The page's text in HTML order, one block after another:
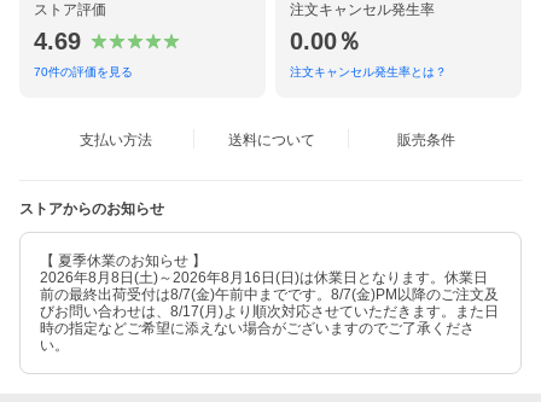
ストア評価
4.69
70件の評価を見る
注文キャンセル発生率
0.00％
注文キャンセル発生率とは？
支払い方法 送料について 販売条件
ストアからのお知らせ
【 夏季休業のお知らせ 】
2026年8月8日(土)～2026年8月16日(日)は休業日となります。休業日
前の最終出荷受付は8/7(金)午前中までです。8/7(金)PM以降のご注文及
びお問い合わせは、8/17(月)より順次対応させていただきます。また日
時の指定などご希望に添えない場合がございますのでご了承くださ
い。